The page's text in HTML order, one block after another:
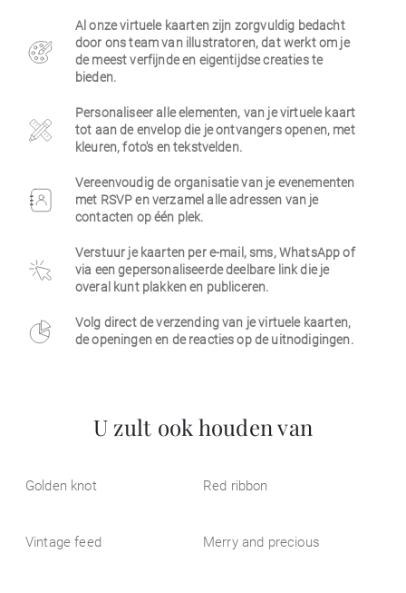
Zakelijk
Al onze virtuele kaarten zijn zorgvuldig bedacht
door ons team van illustratoren, dat werkt om je
de meest verfijnde en eigentijdse creaties te
bieden.
Personaliseer alle elementen, van je virtuele kaart
tot aan de envelop die je ontvangers openen, met
kleuren, foto's en tekstvelden.
Vereenvoudig de organisatie van je evenementen
met RSVP en verzamel alle adressen van je
contacten op één plek.
Verstuur je kaarten per e-mail, sms, WhatsApp of
via een gepersonaliseerde deelbare link die je
overal kunt plakken en publiceren.
Volg direct de verzending van je virtuele kaarten,
de openingen en de reacties op de uitnodigingen.
U zult ook houden van
Golden knot Red ribbon
Vintage feed Merry and precious